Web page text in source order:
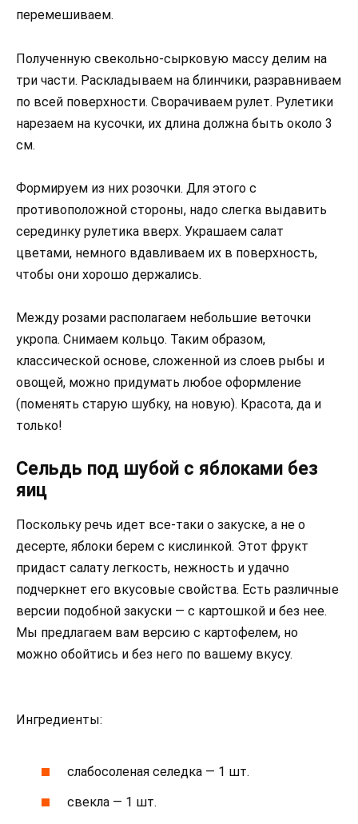
перемешиваем.
Полученную свекольно-сырковую массу делим на
три части. Раскладываем на блинчики, разравниваем
по всей поверхности. Сворачиваем рулет. Рулетики
нарезаем на кусочки, их длина должна быть около 3
см.
Формируем из них розочки. Для этого с
противоположной стороны, надо слегка выдавить
серединку рулетика вверх. Украшаем салат
цветами, немного вдавливаем их в поверхность,
чтобы они хорошо держались.
Между розами располагаем небольшие веточки
укропа. Снимаем кольцо. Таким образом,
классической основе, сложенной из слоев рыбы и
овощей, можно придумать любое оформление
(поменять старую шубку, на новую). Красота, да и
только!
Сельдь под шубой с яблоками без
яиц
Поскольку речь идет все-таки о закуске, а не о
десерте, яблоки берем с кислинкой. Этот фрукт
придаст салату легкость, нежность и удачно
подчеркнет его вкусовые свойства. Есть различные
версии подобной закуски — с картошкой и без нее.
Мы предлагаем вам версию с картофелем, но
можно обойтись и без него по вашему вкусу.
Ингредиенты:
слабосоленая селедка — 1 шт.
свекла — 1 шт.